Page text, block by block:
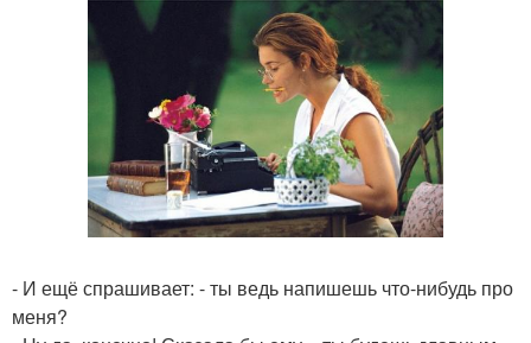
- И ещё спрашивает: - ты ведь напишешь что-нибудь про
меня?